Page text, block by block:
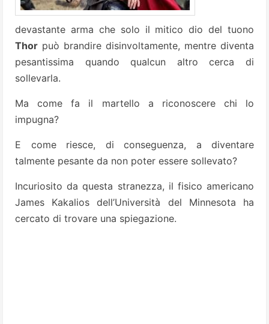
devastante arma che solo il mitico dio del tuono
Thor può brandire disinvoltamente, mentre diventa
pesantissima quando qualcun altro cerca di
sollevarla.
Ma come fa il martello a riconoscere chi lo
impugna?
E come riesce, di conseguenza, a diventare
talmente pesante da non poter essere sollevato?
Incuriosito da questa stranezza, il fisico americano
James Kakalios dell’Università del Minnesota ha
cercato di trovare una spiegazione.